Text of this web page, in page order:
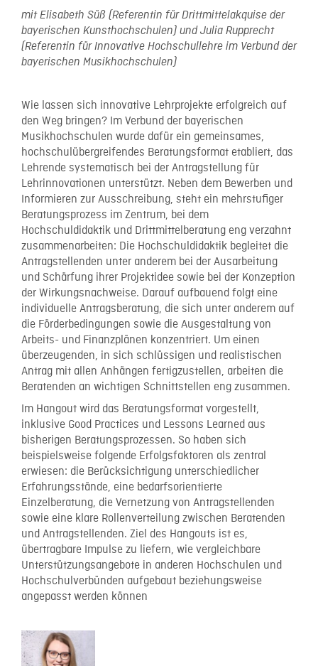
mitElisabeth Süß (Referentin für Drittmittelakquise der
bayerischen Kunsthochschulen) und Julia Rupprecht
(Referentin für Innovative Hochschullehre im Verbund der
bayerischen Musikhochschulen)
Wie lassen sich innovative Lehrprojekte erfolgreich auf
den Weg bringen? Im Verbund der bayerischen
Musikhochschulen wurde dafür ein gemeinsames,
hochschulübergreifendes Beratungsformat etabliert, das
Lehrende systematisch bei der Antragstellung für
Lehrinnovationen unterstützt. Neben dem Bewerben und
Informieren zur Ausschreibung, steht ein mehrstufiger
Beratungsprozess im Zentrum, bei dem
Hochschuldidaktik und Drittmittelberatung eng verzahnt
zusammenarbeiten: Die Hochschuldidaktik begleitet die
Antragstellenden unter anderem bei der Ausarbeitung
und Schärfung ihrer Projektidee sowie bei der Konzeption
der Wirkungsnachweise. Darauf aufbauend folgt eine
individuelle Antragsberatung, die sich unter anderem auf
die Förderbedingungen sowie die Ausgestaltung von
Arbeits- und Finanzplänen konzentriert. Um einen
überzeugenden, in sich schlüssigen und realistischen
Antrag mit allen Anhängen fertigzustellen, arbeiten die
Beratenden an wichtigen Schnittstellen eng zusammen.
Im Hangout wird das Beratungsformat vorgestellt,
inklusive Good Practices und Lessons Learned aus
bisherigen Beratungsprozessen. So haben sich
beispielsweise folgende Erfolgsfaktoren als zentral
erwiesen: die Berücksichtigung unterschiedlicher
Erfahrungsstände, eine bedarfsorientierte
Einzelberatung, die Vernetzung von Antragstellenden
sowie eine klare Rollenverteilung zwischen Beratenden
und Antragstellenden. Ziel des Hangouts ist es,
übertragbare Impulse zu liefern, wie vergleichbare
Unterstützungsangebote in anderen Hochschulen und
Hochschulverbünden aufgebaut beziehungsweise
angepasst werden können